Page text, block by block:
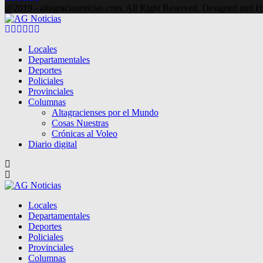
@2019 - altagracianoticias.com. All Right Reserved. Designed and
Facebook
Twitter
Instagram
Pinterest
Google
Locales
Departamentales
Deportes
Policiales
Provinciales
Columnas
Altagracienses por el Mundo
Cosas Nuestras
Crónicas al Voleo
Diario digital
Locales
Departamentales
Deportes
Policiales
Provinciales
Columnas